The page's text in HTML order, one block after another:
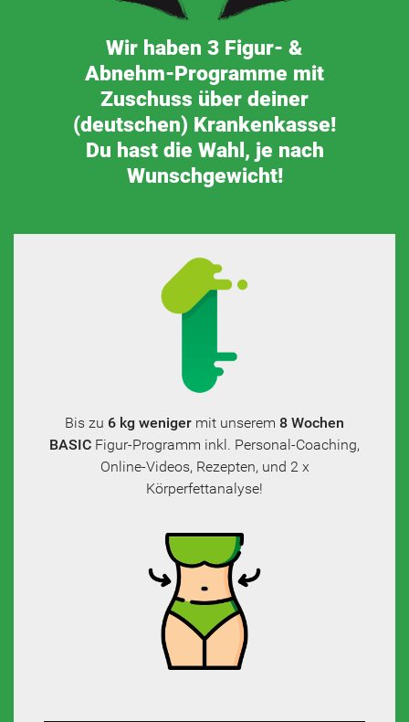
Wir haben 3 Figur- &
Abnehm-Programme mit
Zuschuss über deiner
(deutschen) Krankenkasse!
Du hast die Wahl, je nach
Wunschgewicht!
Bis zu 6 kg weniger mit unserem 8 Wochen
BASIC Figur-Programm inkl. Personal-Coaching,
Online-Videos, Rezepten, und 2 x
Körperfettanalyse!